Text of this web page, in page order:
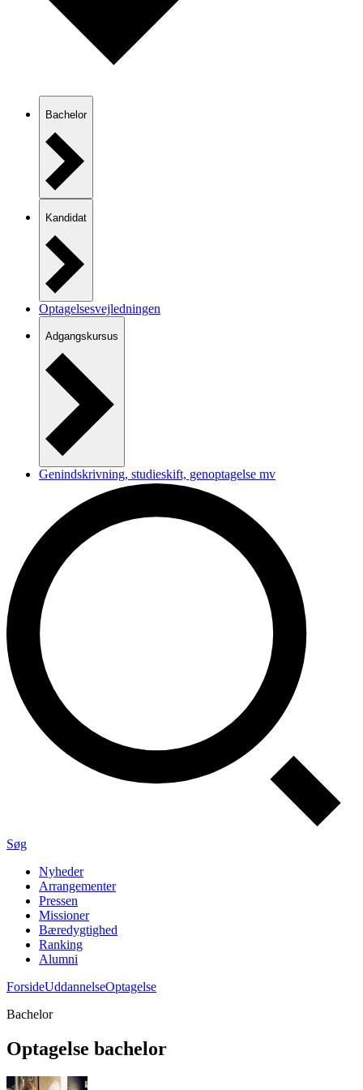
Bachelor
Kandidat
Optagelsesvejledningen
Adgangskursus
Genindskrivning, studieskift, genoptagelse mv
Søg
Nyheder
Arrangementer
Pressen
Missioner
Bæredygtighed
Ranking
Alumni
ForsideUddannelseOptagelse
Bachelor
Optagel­se bachelor